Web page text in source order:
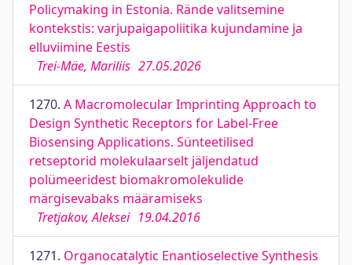
Policymaking in Estonia. Rände valitsemine
kontekstis: varjupaigapoliitika kujundamine ja
elluviimine Eestis
Trei-Mäe, Mariliis 27.05.2026
1270. A Macromolecular Imprinting Approach to
Design Synthetic Receptors for Label-Free
Biosensing Applications. Sünteetilised
retseptorid molekulaarselt jäljendatud
polümeeridest biomakromolekulide
märgisevabaks määramiseks
Tretjakov, Aleksei 19.04.2016
1271. Organocatalytic Enantioselective Synthesis